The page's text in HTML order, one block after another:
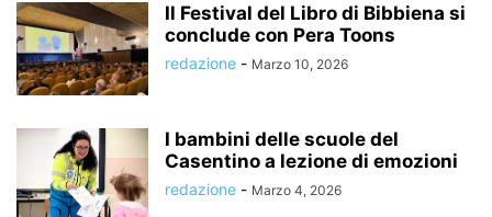
Il Festival del Libro di Bibbiena si
conclude con Pera Toons
redazione - Marzo 10, 2026
I bambini delle scuole del
Casentino a lezione di emozioni
redazione - Marzo 4, 2026